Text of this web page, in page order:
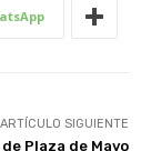
ARTÍCULO SIGUIENTE
Plaza de Mayo